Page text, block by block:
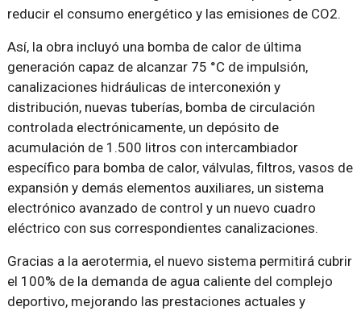
reducir el consumo energético y las emisiones de CO2.
Así, la obra incluyó una bomba de calor de última
generación capaz de alcanzar 75 °C de impulsión,
canalizaciones hidráulicas de interconexión y
distribución, nuevas tuberías, bomba de circulación
controlada electrónicamente, un depósito de
acumulación de 1.500 litros con intercambiador
específico para bomba de calor, válvulas, filtros, vasos de
expansión y demás elementos auxiliares, un sistema
electrónico avanzado de control y un nuevo cuadro
eléctrico con sus correspondientes canalizaciones.
Gracias a la aerotermia, el nuevo sistema permitirá cubrir
el 100% de la demanda de agua caliente del complejo
deportivo, mejorando las prestaciones actuales y